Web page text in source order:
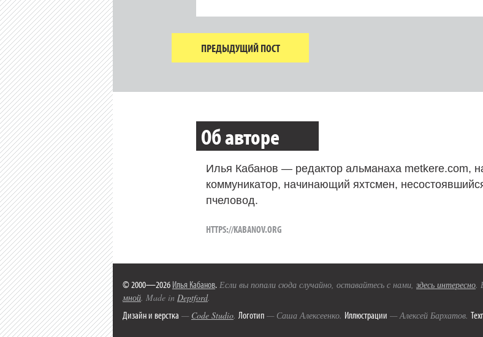
ПРЕДЫДУЩИЙ ПОСТ
Об авторе
Илья Кабанов — редактор альманаха metkere.com,
коммуникатор, начинающий яхтсмен,
пчеловод.
HTTPS://KABANOV.ORG
© 2000—2026 Илья Кабанов. Если вы попали сюда случайно, оставайтесь с нами, здесь интересно.
мной. Made in Deptford.
Дизайн и верстка — Code Studio. Логотип — Саша Алексеенко. Иллюстрации — Алексей Бархатов.